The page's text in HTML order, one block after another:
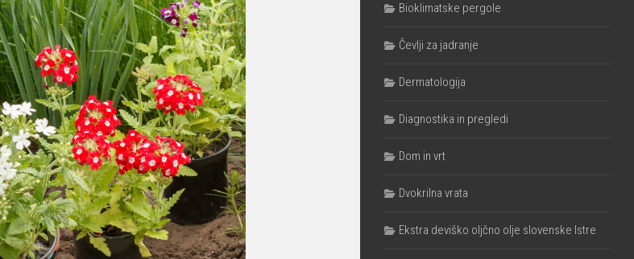
Bioklimatske pergole
Čevlji za jadranje
Dermatologija
Diagnostika in pregledi
Dom in vrt
Dvokrilna vrata
Ekstra deviško oljčno olje slovenske Istre